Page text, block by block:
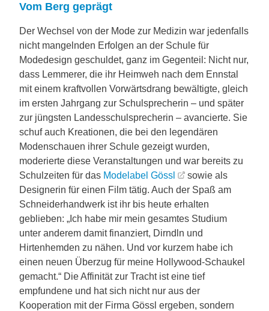
Vom Berg geprägt
Der Wechsel von der Mode zur Medizin war jedenfalls
nicht mangelnden Erfolgen an der Schule für
Modedesign geschuldet, ganz im Gegenteil: Nicht nur,
dass Lemmerer, die ihr Heimweh nach dem Ennstal
mit einem kraftvollen Vorwärtsdrang bewältigte, gleich
im ersten Jahrgang zur Schulsprecherin – und später
zur jüngsten Landesschulsprecherin – avancierte. Sie
schuf auch Kreationen, die bei den legendären
Modenschauen ihrer Schule gezeigt wurden,
moderierte diese Veranstaltungen und war bereits zu
Schulzeiten für das Modelabel Gössl
sowie als
Designerin für einen Film tätig. Auch der Spaß am
Schneiderhandwerk ist ihr bis heute erhalten
geblieben: „Ich habe mir mein gesamtes Studium
unter anderem damit finanziert, Dirndln und
Hirtenhemden zu nähen. Und vor kurzem habe ich
einen neuen Überzug für meine Hollywood-Schaukel
gemacht.“ Die Affinität zur Tracht ist eine tief
empfundene und hat sich nicht nur aus der
Kooperation mit der Firma Gössl ergeben, sondern